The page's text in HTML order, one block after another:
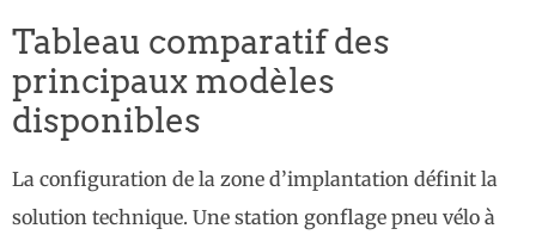
Tableau comparatif des
principaux modèles
disponibles
La configuration de la zone d’implantation définit la
solution technique. Une station gonflage pneu vélo à